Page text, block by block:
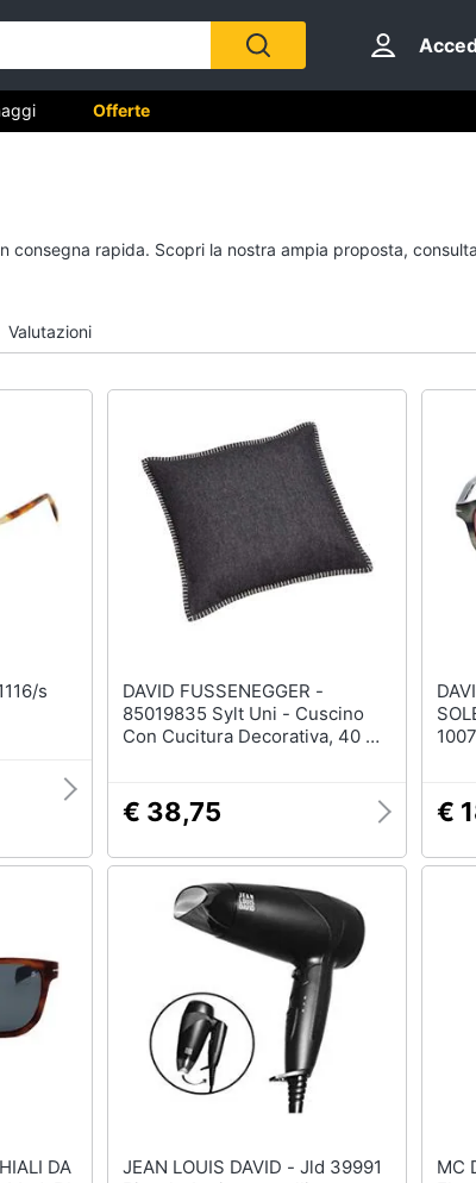
Musica Leggera
Offerte
consegna rapida. Scopri la nostra ampia proposta,
Valutazioni
DAVID FUSSENEGGER -
85019835 Sylt Uni - Cuscino
Con Cucitura Decorativa, 40 X
€ 38,75
SOLE - David
€
DA
JEAN LOUIS DAVID - Jld 39991
MC